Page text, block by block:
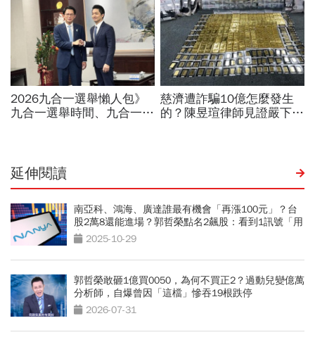
延伸閱讀
南亞科、鴻海、廣達誰最有機會「再漲100元」？台
股2萬8還能進場？郭哲榮點名2飆股：看到1訊號「用
力買」
2025-10-29
郭哲榮敢砸1億買0050，為何不買正2？過動兒變億萬
分析師，自爆曾因「這檔」慘吞19根跌停
2026-07-31